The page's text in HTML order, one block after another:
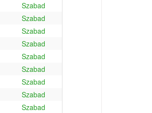
Szabad
Szabad
Szabad
Szabad
Szabad
Szabad
Szabad
Szabad
Szabad